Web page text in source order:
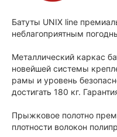
Батуты UNIX line
неблагоприятным
Металлический каркас
новейшей системы
рамы и уровень
достигать 180 кг.
Прыжковое полотно
плотности волокон